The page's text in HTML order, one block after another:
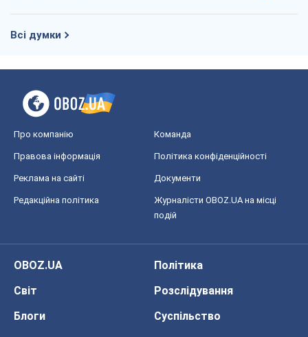
Всі думки
Про компанію Команда
Правова інформація Політика конфіденційності
Реклама на сайті Документи
Редакційна політика
Журналісти OBOZ.UA на місці
подій
OBOZ.UA
Політика
Світ
Розслідування
Блоги
Суспільство